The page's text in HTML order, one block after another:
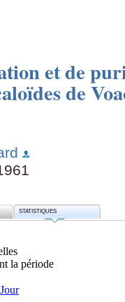
et de
de
STATISTIQUES